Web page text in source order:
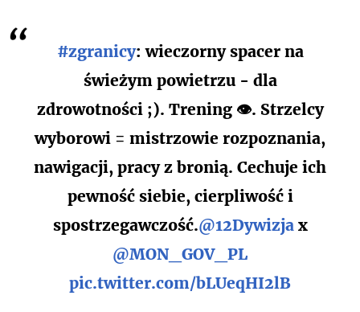
#zgranicy: wieczorny spacer na
świeżym powietrzu - dla
zdrowotności ;). Trening 👁️. Strzelcy
wyborowi = mistrzowie rozpoznania,
nawigacji, pracy z bronią. Cechuje ich
pewność siebie, cierpliwość i
spostrzegawczość.@12Dywizjax
@MON_GOV_PL
pic.twitter.com/bLUeqHI2lB